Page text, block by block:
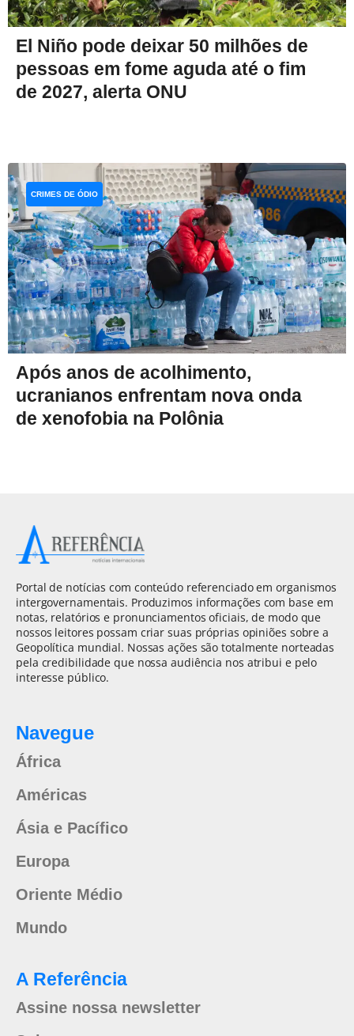
El Niño pode deixar 50 milhões de
pessoas em fome aguda até o fim
de 2027, alerta ONU
Após anos de acolhimento,
ucranianos enfrentam nova onda
de xenofobia na Polônia
CRIMES DE ÓDIO
Portal de notícias com conteúdo referenciado em organismos
intergovernamentais. Produzimos informações com base em
notas, relatórios e pronunciamentos oficiais, de modo que
nossos leitores possam criar suas próprias opiniões sobre a
Geopolítica mundial. Nossas ações são totalmente norteadas
pela credibilidade que nossa audiência nos atribui e pelo
interesse público.
Navegue
África
Américas
Ásia e Pacífico
Europa
Oriente Médio
Mundo
A Referência
Assine nossa newsletter